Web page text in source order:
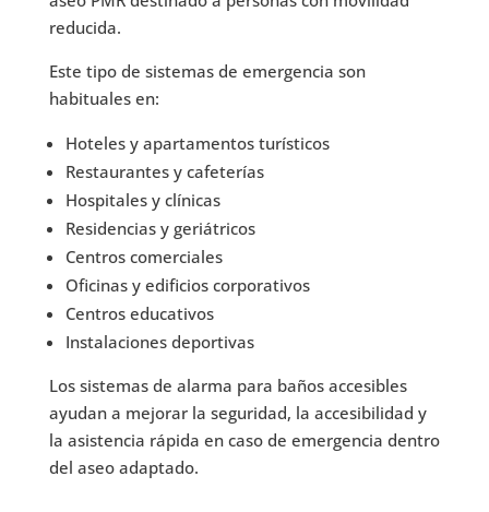
reducida.
Este tipo de sistemas de emergencia son
habituales en:
Hoteles y apartamentos turísticos
Restaurantes y cafeterías
Hospitales y clínicas
Residencias y geriátricos
Centros comerciales
Oficinas y edificios corporativos
Centros educativos
Instalaciones deportivas
Los sistemas de alarma para baños accesibles
ayudan a mejorar la seguridad, la accesibilidad y
la asistencia rápida en caso de emergencia dentro
del aseo adaptado.